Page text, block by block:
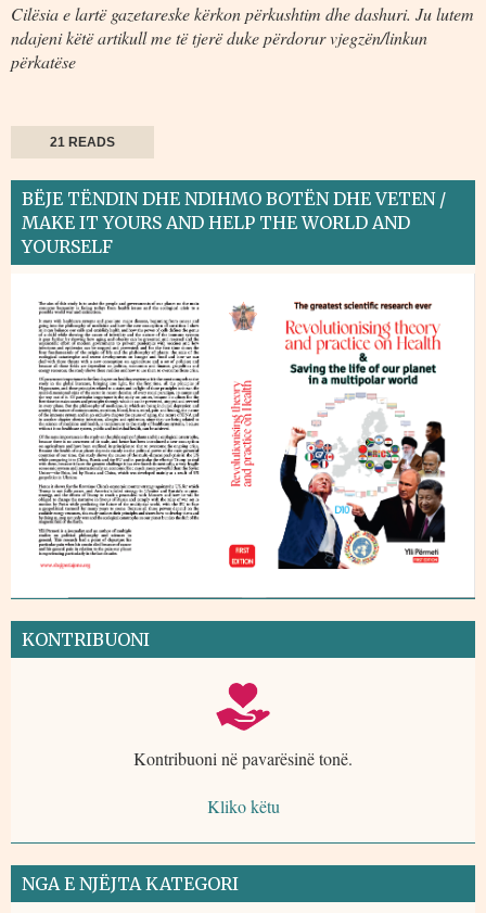
Cilësia e lartë gazetareske kërkon përkushtim dhe dashuri. Ju lutem
ndajeni këtë artikull me të tjerë duke përdorur vjegzën/linkun
përkatëse
21 READS
BËJE TËNDIN DHE NDIHMO BOTËN DHE VETEN /
MAKE IT YOURS AND HELP THE WORLD AND
YOURSELF
KONTRIBUONI
Kontribuoni në pavarësinë tonë.
Kliko këtu
NGA E NJËJTA KATEGORI